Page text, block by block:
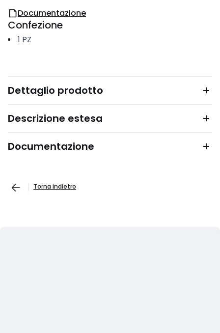
Documentazione
Confezione
1 PZ
Dettaglio prodotto
Descrizione estesa
Documentazione
Torna indietro